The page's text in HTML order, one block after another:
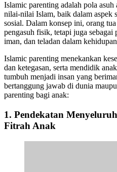
Islamic parenting adalah pola asuh
nilai-nilai Islam, baik dalam aspek
sosial. Dalam konsep ini, orang
pengasuh fisik, tetapi juga
iman, dan teladan dalam
Islamic parenting menekankan
dan ketegasan, serta mendidik
tumbuh menjadi insan yang
bertanggung jawab di dunia
parenting bagi anak:
1. Pendekatan
Fitrah Anak